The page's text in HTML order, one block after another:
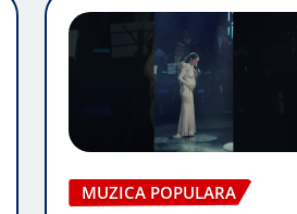
MUZICA POPULARA